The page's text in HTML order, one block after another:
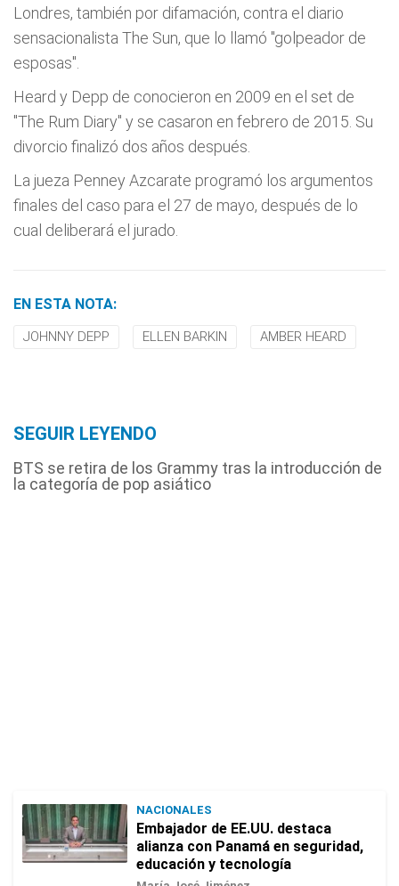
Londres, también por difamación, contra el diario
sensacionalista The Sun, que lo llamó "golpeador de
esposas".
Heard y Depp de conocieron en 2009 en el set de
"The Rum Diary" y se casaron en febrero de 2015. Su
divorcio finalizó dos años después.
La jueza Penney Azcarate programó los argumentos
finales del caso para el 27 de mayo, después de lo
cual deliberará el jurado.
EN ESTA NOTA:
JOHNNY DEPP ELLEN BARKIN AMBER HEARD
SEGUIR LEYENDO
BTS se retira de los Grammy tras la introducción de
la categoría de pop asiático
NACIONALES
Embajador de EE.UU. destaca
alianza con Panamá en seguridad,
educación y tecnología